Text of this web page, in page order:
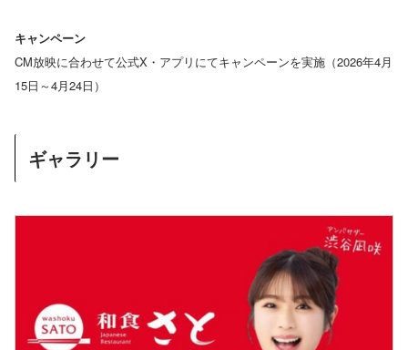
キャンペーン
CM放映に合わせて公式X・アプリにてキャンペーンを実施（2026年4月
15日～4月24日）
ギャラリー